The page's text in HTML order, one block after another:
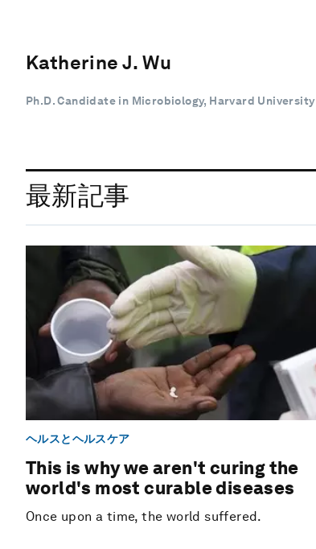
Katherine J. Wu
Ph.D. Candidate in Microbiology, Harvard University
最新記事
ヘルスとヘルスケア
This is why we aren't curing the
world's most curable diseases
Once upon a time, the world suffered.